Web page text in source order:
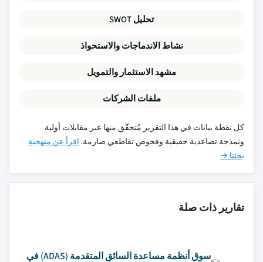
تحليل SWOT
نشاط الاندماجات والاستحواذ
مشهد الاستثمار والتمويل
ملفات الشركات
كل نقطة بيانات في هذا التقرير مُتحقّق منها عبر مقابلات أولية
ونمذجة تصاعدية حقيقية وفحوص تقاطعي صارمة. اقرأ عن منهجية
بحثنا →
تقارير ذات صلة
سوق أنظمة مساعدة السائق المتقدمة (ADAS) في